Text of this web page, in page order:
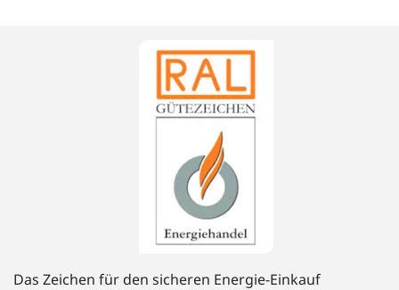
Das Zeichen für den sicheren Energie-Einkauf